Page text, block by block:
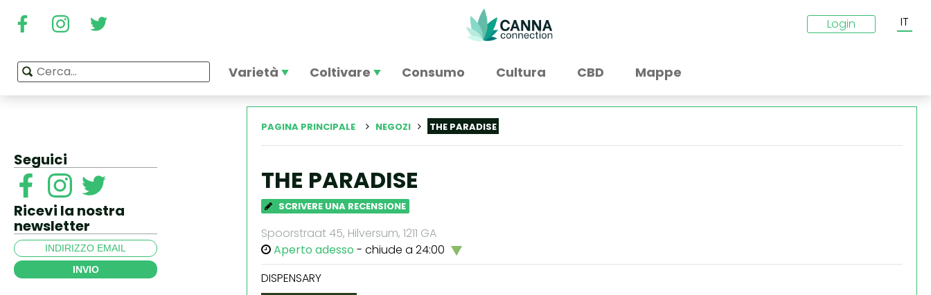
Login IT
Varietà Coltivare Consumo Cultura CBD Mappe
Seguici
Ricevi la nostra
newsletter
INVIO
PAGINA PRINCIPALE NEGOZI THE PARADISE
THE PARADISE
SCRIVERE UNA RECENSIONE
Spoorstraat 45, Hilversum, 1211 GA
Aperto adesso - chiude a 24:00
DISPENSARY